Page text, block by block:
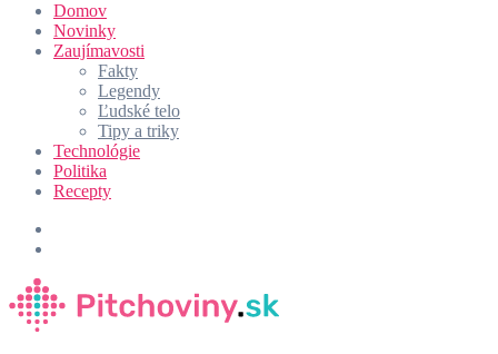
Domov
Novinky
Zaujímavosti
Fakty
Legendy
Ľudské telo
Tipy a triky
Technológie
Politika
Recepty